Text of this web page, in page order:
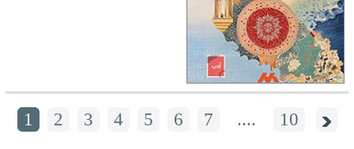
1 2 3 4 5 6 7 .... 10